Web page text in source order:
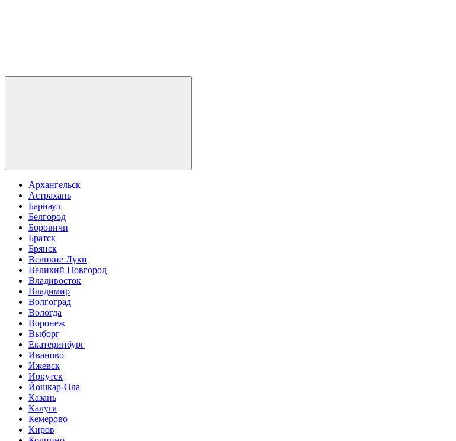
Архангельск
Астрахань
Барнаул
Белгород
Боровичи
Братск
Брянск
Великие Луки
Великий Новгород
Владивосток
Владимир
Волгоград
Вологда
Воронеж
Выборг
Екатеринбург
Иваново
Ижевск
Иркутск
Йошкар-Ола
Казань
Калуга
Кемерово
Киров